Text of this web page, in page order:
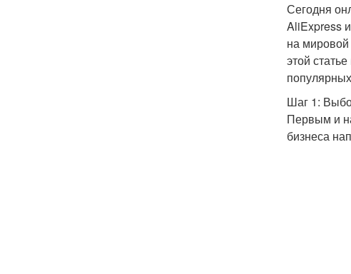
Сегодня
AliExpress
на
этой
Шаг 1:
Первым и
бизнеса